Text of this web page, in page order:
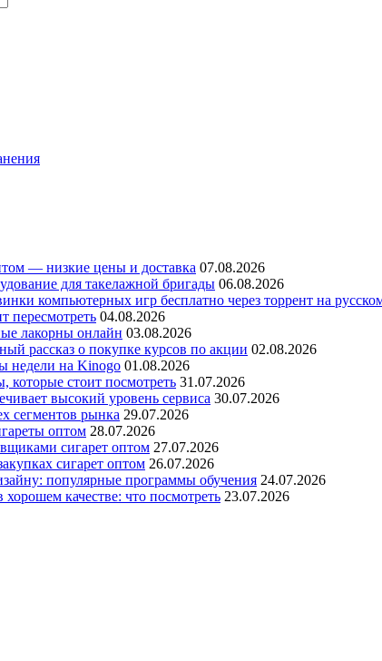
— низкие цены и доставка 07.08.2026
для такелажной бригады 06.08.2026
компьютерных игр бесплатно через торрент на
пересмотреть 04.08.2026
лакорны онлайн 03.08.2026
рассказ о покупке курсов по акции 02.08.2026
недели на Kinogo 01.08.2026
которые стоит посмотреть 31.07.2026
высокий уровень сервиса 30.07.2026
сегментов рынка 29.07.2026
оптом 28.07.2026
сигарет оптом 27.07.2026
сигарет оптом 26.07.2026
популярные программы обучения 24.07.2026
качестве: что посмотреть 23.07.2026